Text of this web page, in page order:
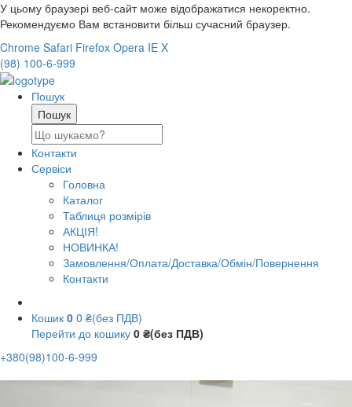
У цьому браузері веб-сайт може відображатися некоректно.
Рекомендуємо Вам встановити більш сучасний браузер.
Chrome Safari Firefox Opera IE X
(98) 100-6-999
Пошук
Контакти
Сервіси
Головна
Каталог
Таблиця розмірів
АКЦІЯ!
НОВИНКА!
Замовлення/Оплата/Доставка/Обмін/Повернення
Контакти
Кошик 0 0 ₴(без ПДВ)
Перейти до кошику 0 ₴(без ПДВ)
+380(98)100-6-999